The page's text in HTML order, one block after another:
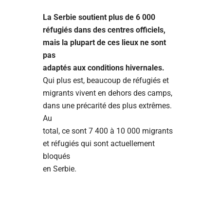
La Serbie soutient plus de 6 000
réfugiés dans des centres officiels,
mais la plupart de ces lieux ne sont
pas
adaptés aux conditions hivernales.
Qui plus est, beaucoup de réfugiés et
migrants vivent en dehors des camps,
dans une précarité des plus extrêmes.
Au
total, ce sont 7 400 à 10 000 migrants
et réfugiés qui sont actuellement
bloqués
en Serbie.